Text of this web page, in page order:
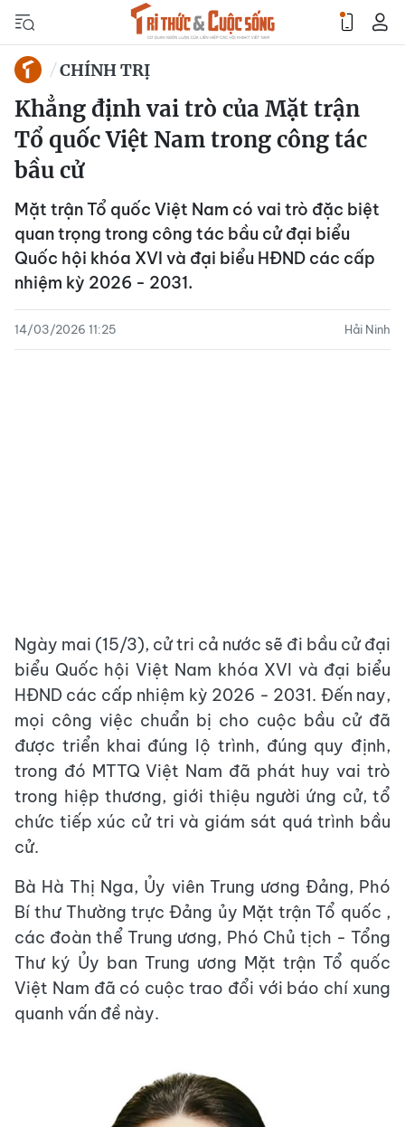
CHÍNH TRỊ
Khẳng định vai trò của Mặt trận
Tổ quốc Việt Nam trong công tác
bầu cử
Mặt trận Tổ quốc Việt Nam có vai trò đặc biệt
quan trọng trong công tác bầu cử đại biểu
Quốc hội khóa XVI và đại biểu HĐND các cấp
nhiệm kỳ 2026 - 2031.
14/03/2026 11:25 Hải Ninh
Ngày mai (15/3), cử tri cả nước sẽ đi bầu cử đại
biểu Quốc hội Việt Nam khóa XVI và đại biểu
HĐND các cấp nhiệm kỳ 2026 - 2031. Đến nay,
mọi công việc chuẩn bị cho cuộc bầu cử đã
được triển khai đúng lộ trình, đúng quy định,
trong đó MTTQ Việt Nam đã phát huy vai trò
trong hiệp thương, giới thiệu người ứng cử, tổ
chức tiếp xúc cử tri và giám sát quá trình bầu
cử.
Bà Hà Thị Nga, Ủy viên Trung ương Đảng, Phó
Bí thư Thường trực Đảng ủy Mặt trận Tổ quốc ,
các đoàn thể Trung ương, Phó Chủ tịch - Tổng
Thư ký Ủy ban Trung ương Mặt trận Tổ quốc
Việt Nam đã có cuộc trao đổi với báo chí xung
quanh vấn đề này.